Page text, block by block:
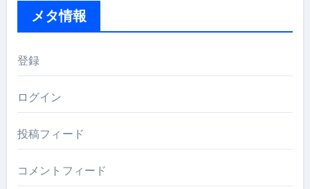
メタ情報
登録
ログイン
投稿フィード
コメントフィード